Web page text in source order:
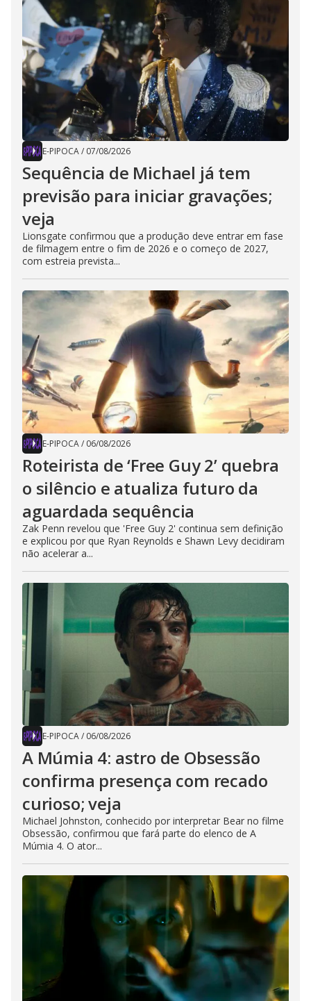
E-PIPOCA/ 07/08/2026
Sequência de Michael já tem
previsão para iniciar gravações;
veja
Lionsgate confirmou que a produção deve entrar em fase
de filmagem entre o fim de 2026 e o começo de 2027,
com estreia prevista...
E-PIPOCA/ 06/08/2026
Roteirista de ‘Free Guy 2’ quebra
o silêncio e atualiza futuro da
aguardada sequência
Zak Penn revelou que 'Free Guy 2' continua sem definição
e explicou por que Ryan Reynolds e Shawn Levy decidiram
não acelerar a...
E-PIPOCA/ 06/08/2026
A Múmia 4: astro de Obsessão
confirma presença com recado
curioso; veja
Michael Johnston, conhecido por interpretar Bear no filme
Obsessão, confirmou que fará parte do elenco de A
Múmia 4. O ator...